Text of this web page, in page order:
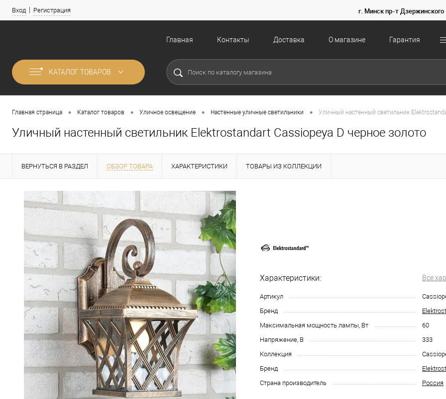
Вход Регистрация г. Минск пр-т Дзержинского
Главная Контакты Доставка О магазине Гарантия
КАТАЛОГ ТОВАРОВ
Главная страница • Каталог товаров • Уличное освещение • Настенные уличные светильники • Уличный настенный светильник
Уличный настенный светильник Elektrostandart Cassiopeya D черное золото
ВЕРНУТЬСЯ В РАЗДЕЛ ОБЗОР ТОВАРА ХАРАКТЕРИСТИКИ ТОВАРЫ ИЗ КОЛЛЕКЦИИ
Характеристики: Все
Артикул
Бренд
Максимальная мощность лампы, Вт
60
Напряжение, В
333
Коллекция
Бренд
Страна производитель
Россия